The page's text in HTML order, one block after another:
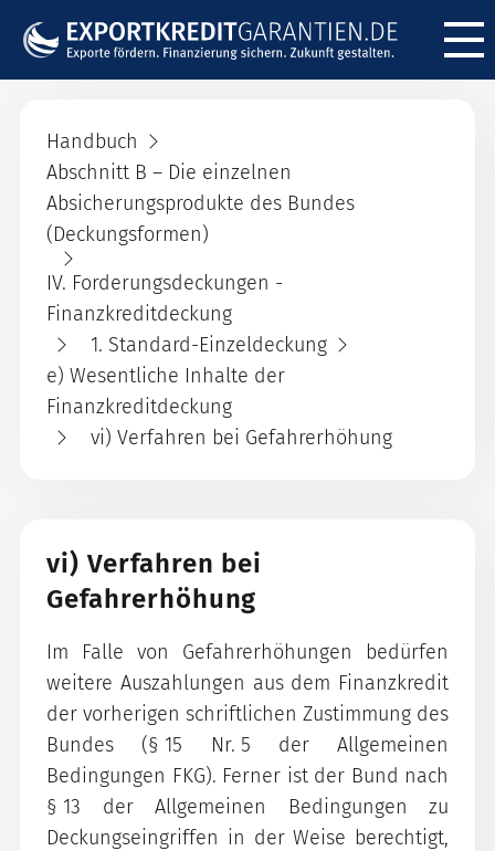
Handbuch
Abschnitt B – Die einzelnen
Absicherungsprodukte des Bundes
(Deckungsformen)
IV. Forderungsdeckungen -
Finanzkreditdeckung
1. Standard-Einzeldeckung
e) Wesentliche Inhalte der
Finanzkreditdeckung
vi) Verfahren bei Gefahrerhöhung
vi) Verfahren bei
Gefahrerhöhung
Im Falle von Gefahrerhöhungen bedürfen
weitere Auszahlungen aus dem Finanzkredit
der vorherigen schriftlichen Zustimmung des
Bundes (§ 15 Nr. 5 der Allgemeinen
Bedingungen FKG). Ferner ist der Bund nach
§ 13 der Allgemeinen Bedingungen zu
Deckungseingriffen in der Weise berechtigt,